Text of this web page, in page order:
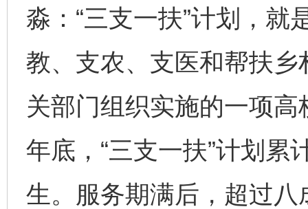
淼：“三支一扶”计划，
教、支农、支医和帮扶
关部门组织实施的一项
年底，“三支一扶”计划累
生。服务期满后，超过